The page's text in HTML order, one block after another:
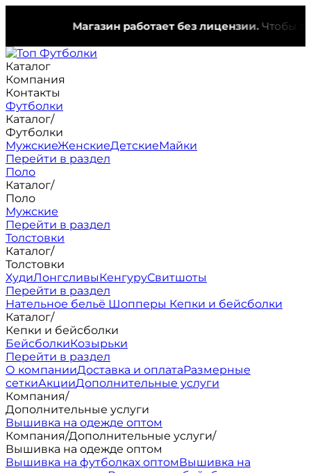
Магазин работает без лицензии.Чтобы эта
Каталог
Компания
Контакты
Футболки
Каталог/
Футболки
МужскиеЖенскиеДетскиеМайки
Перейти в раздел
Поло
Каталог/
Поло
Мужские
Перейти в раздел
Толстовки
Каталог/
Толстовки
ХудиЛонгсливыКенгуруСвитшоты
Перейти в раздел
Нательное бельё Шопперы Кепки и бейсболки
Каталог/
Кепки и бейсболки
БейсболкиКозырьки
Перейти в раздел
О компанииДоставка и оплатаРазмерные
сеткиАкцииДополнительные услуги
Компания/
Дополнительные услуги
Вышивка на одежде оптом
Компания/Дополнительные услуги/
Вышивка на одежде оптом
Вышивка на футболках оптомВышивка на